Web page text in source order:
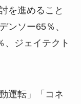
を進めること
ンソー65％、
、ジェイテクト
運転」「コネ